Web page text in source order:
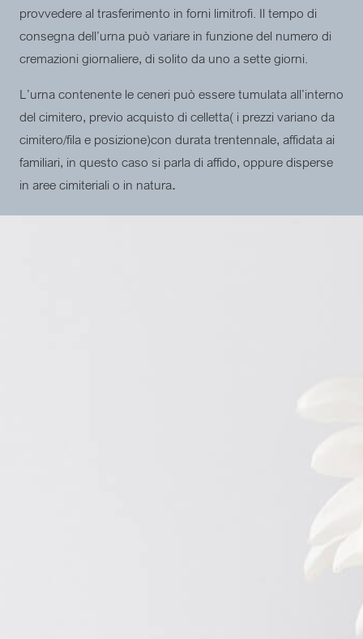
provvedere al trasferimento in forni limitrofi. Il tempo di
consegna dell’urna può variare in funzione del numero di
cremazioni giornaliere, di solito da uno a sette giorni.
L’urna contenente le ceneri può essere tumulata all’interno
del cimitero, previo acquisto di celletta( i prezzi variano da
cimitero/fila e posizione)con durata trentennale, affidata ai
familiari, in questo caso si parla di affido, oppure disperse
in aree cimiteriali o in natura.